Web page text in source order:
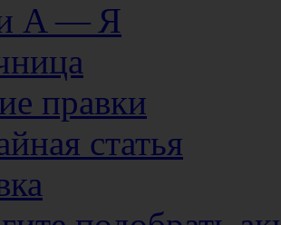
А — Я
правки
статья